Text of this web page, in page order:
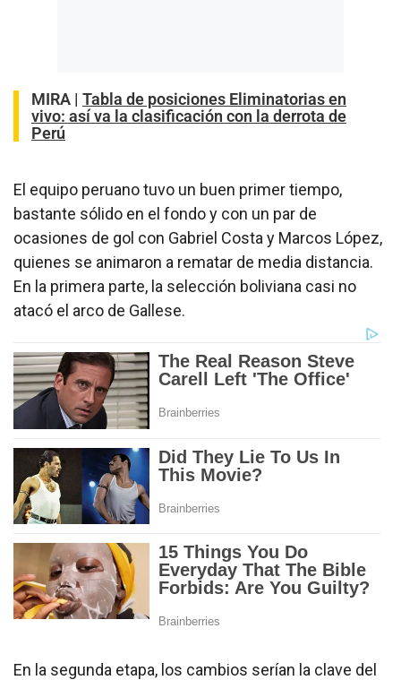
MIRA | Tabla de posiciones Eliminatorias en
vivo: así va la clasificación con la derrota de
Perú
El equipo peruano tuvo un buen primer tiempo,
bastante sólido en el fondo y con un par de
ocasiones de gol con Gabriel Costa y Marcos López,
quienes se animaron a rematar de media distancia.
En la primera parte, la selección boliviana casi no
atacó el arco de Gallese.
En la segunda etapa, los cambios serían la clave del